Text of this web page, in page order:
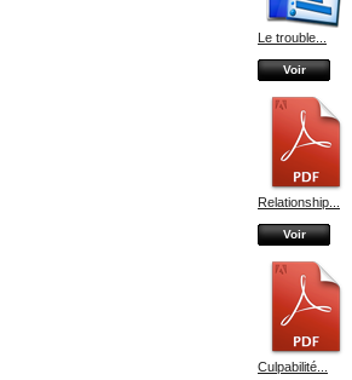
Le trouble...
Voir
Relationship...
Voir
Culpabilité...